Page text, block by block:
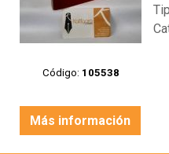
Código: 105538
Más información